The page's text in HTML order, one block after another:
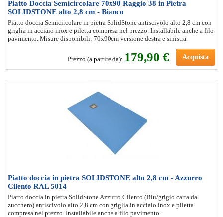
Piatto Doccia Semicircolare 70x90 Raggio 38 in Pietra
SOLIDSTONE alto 2,8 cm - Bianco
Piatto doccia Semicircolare in pietra SolidStone antiscivolo alto 2,8 cm con
griglia in acciaio inox e piletta compresa nel prezzo. Installabile anche a filo
pavimento. Misure disponibili: 70x90cm versione destra e sinistra.
Prezzo (a partire da): 179,90 € Acquista
Piatto doccia in pietra SOLIDSTONE alto 2,8 cm - Azzurro
Cilento RAL 5014
Piatto doccia in pietra SolidStone Azzurro Cilento (Blu/grigio carta da
zucchero) antiscivolo alto 2,8 cm con griglia in acciaio inox e piletta
compresa nel prezzo. Installabile anche a filo pavimento.